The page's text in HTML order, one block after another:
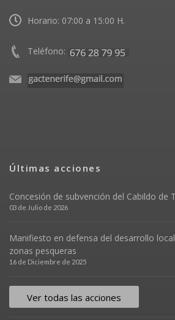
Horario: 07:00 a 15:00 H.
Teléfono:
Últimas acciones
Concesión de subvención del Cabildo de
03 de Julio de 2026
Manifiesto en defensa del desarrollo
zonas pesqueras
16 de Diciembre de 2025
Ver todas las acciones